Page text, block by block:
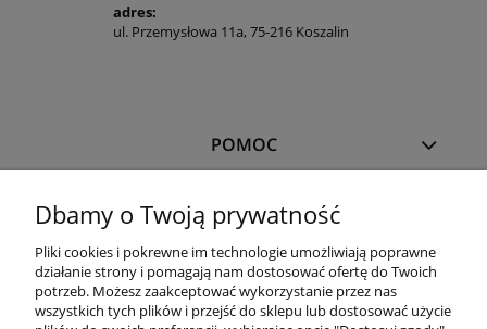
adres:
ul. Przemysłowa 11a, 75-216 Koszalin
POMOC
MOJE KONTO
PŁATNOŚCI I DOSTAWA
Dbamy o Twoją prywatność
Pliki cookies i pokrewne im technologie umożliwiają poprawne
działanie strony i pomagają nam dostosować ofertę do Twoich
potrzeb. Możesz zaakceptować wykorzystanie przez nas
wszystkich tych plików i przejść do sklepu lub dostosować użycie